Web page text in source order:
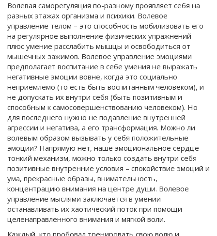
Волевая саморегуляция по-разному проявляет себя на
разных этажах организма и психики. Волевое
управление телом – это способность мобилизовать его
на регулярное выполнение физических упражнений
плюс умение расслабить мышцы и освободиться от
мышечных зажимов. Волевое управление эмоциями
предполагает воспитание в себе умения не выражать
негативные эмоции вовне, когда это социально
неприемлемо (то есть быть воспитанным человеком), и
не допускать их внутри себя (быть позитивным и
способным к самосовершенствованию человеком). Но
для последнего нужно не подавление внутренней
агрессии и негатива, а его трансформация. Можно ли
волевым образом вызывать у себя положительные
эмоции? Напрямую нет, наше эмоциональное сердце –
тонкий механизм, можно только создать внутри себя
позитивные внутренние условия – спокойствие эмоций и
ума, прекрасные образы, внимательность,
концентрацию внимания на центре души. Волевое
управление мыслями заключается в умении
останавливать их хаотический поток при помощи
целенаправленного внимания и мягкой воли.
Каждый, кто пробовал тренировать свою волю и